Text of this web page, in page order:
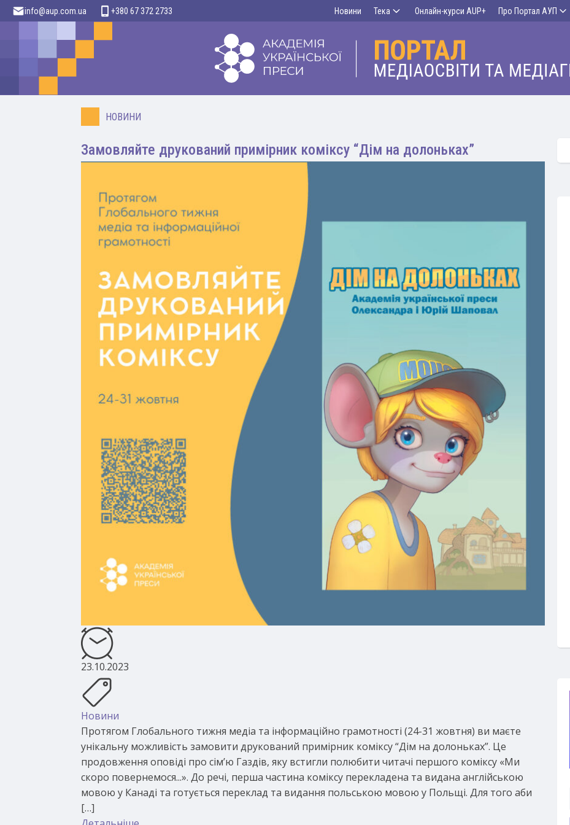
info@aup.com.ua +380 67 372 2733 Новини Тека Онлайн-курси AUP+ Про Портал АУП
НОВИНИ
Замовляйте друкований примірник коміксу “Дім на долоньках”
23.10.2023
Новини
Протягом Глобального тижня медіа та інформаційно грамотності (24-31 жовтня) ви маєте
унікальну можливість замовити друкований примірник коміксу “Дім на долоньках”. Це
продовження оповіді про сімʼю Газдів, яку встигли полюбити читачі першого коміксу «Ми
скоро повернемося...». До речі, перша частина коміксу перекладена та видана англійською
мовою у Канаді та готується переклад та видання польською мовою у Польщі. Для того аби
[…]